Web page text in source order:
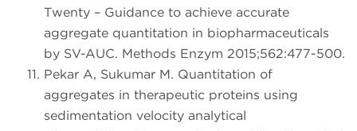
Twenty – Guidance to achieve accurate
aggregate quantitation in biopharmaceuticals
by SV-AUC. Methods Enzym 2015;562:477-500.
Pekar A, Sukumar M. Quantitation of
aggregates in therapeutic proteins using
sedimentation velocity analytical